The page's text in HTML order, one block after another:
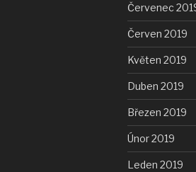
Červenec
Červen 2019
Květen 2019
Duben 2019
Březen 2019
Únor 2019
Leden 2019